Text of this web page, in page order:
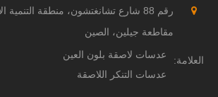
رقم 88 شارع تشانغتشون، منطقة التنمية
مقاطعة جيلين، الصين
العلامة:
عدسات لاصقة بلون العين
عدسات التنكر اللاصقة